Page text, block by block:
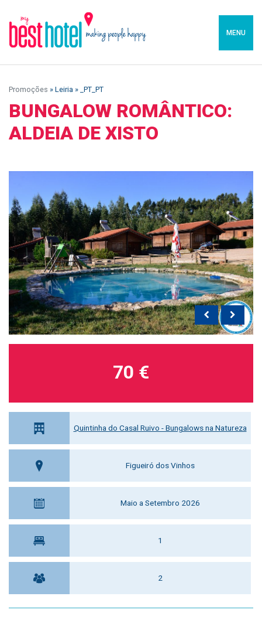
MENU
Promoções » Leiria » _PT_PT
BUNGALOW ROMÂNTICO:
ALDEIA DE XISTO
Quintinha do Casal Ruivo - Bungalows na Natureza
Figueiró dos Vinhos
Maio a Setembro 2026
1
2
70 €